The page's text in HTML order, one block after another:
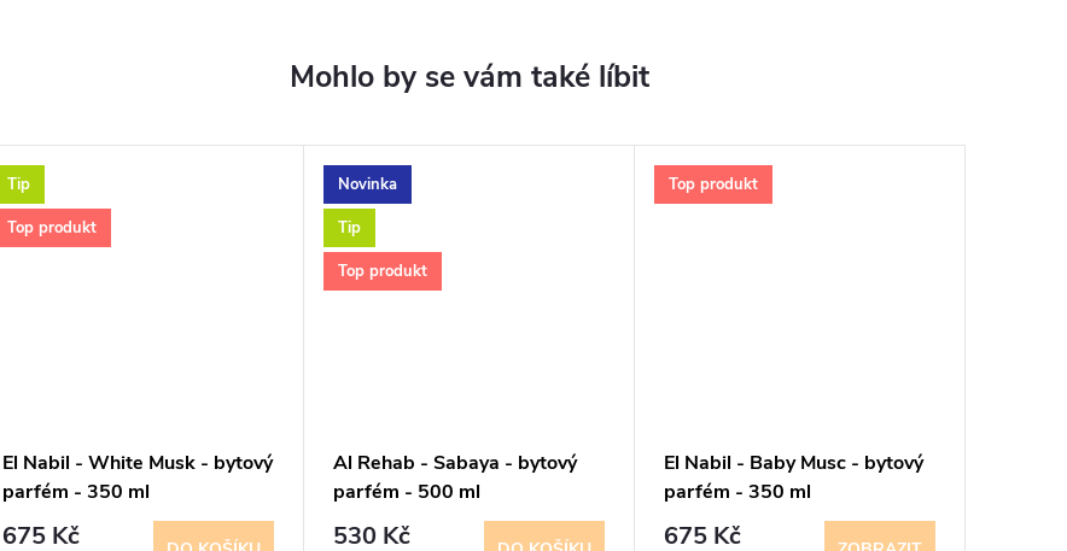
Tip
Top produkt
El Nabil - White Musk - bytový
parfém - 350 ml
675 Kč
Novinka
Tip
Top produkt
Al Rehab - Sabaya - bytový
parfém - 500 ml
530 Kč
Top produkt
El Nabil - Baby Musc - bytový
parfém - 350 ml
675 Kč